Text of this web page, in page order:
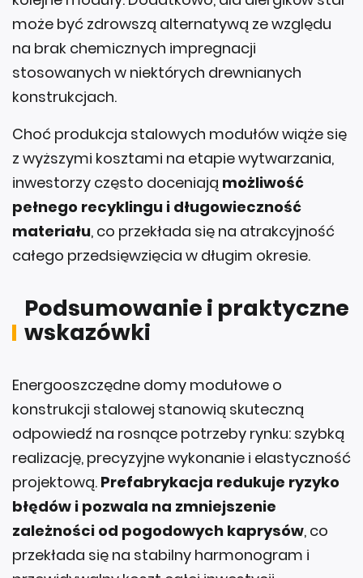
może być zdrowszą alternatywą ze względu
na brak chemicznych impregnacji
stosowanych w niektórych drewnianych
konstrukcjach.
z wyższymi kosztami na etapie wytwarzania,
inwestorzy często doceniająmożliwość
pełnego recyklingu i długowieczność
materiału, co przekłada się na atrakcyjność
całego przedsięwzięcia w długim okresie.
wskazówki
konstrukcji stalowej stanowią skuteczną
odpowiedź na rosnące potrzeby rynku: szybką
realizację, precyzyjne wykonanie i elastyczność
projektową.Prefabrykacja redukuje ryzyko
błędów i pozwala na zmniejszenie
zależności od pogodowych kaprysów
przekłada się na stabilny harmonogram i
przewidywalny koszt całej inwestycji.